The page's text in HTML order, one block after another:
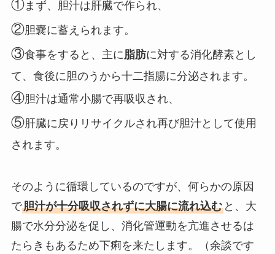
①まず、胆汁は肝臓で作られ、
②胆嚢に蓄えられます。
③食事をすると、主に 脂肪に対する消化酵素とし
て、食後に胆のうから十二指腸に分泌されます。
④胆汁は通常小腸で再吸収され、
⑤肝臓に戻りリサイクルされ再び胆汁として使用
されます。
そのように循環しているのですが、何らかの原因
で胆汁が十分吸収されずに大腸に流れ込むと、大
腸で水分分泌を促し、消化管運動を亢進させるは
たらきもあるため下痢を来たします。（余談です